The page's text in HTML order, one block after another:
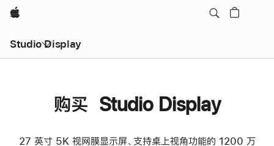
Apple
Studio Display
购买 Studio Display
27 英寸 5K 视网膜显示屏、支持桌上视角功能的 1200 万